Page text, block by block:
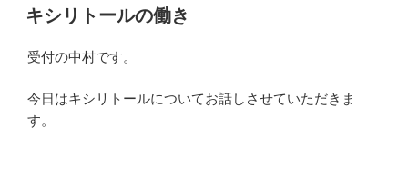
稿
日:
キシリトールの働き
受付の中村です。
今日はキシリトールについてお話しさせていただきま
す。